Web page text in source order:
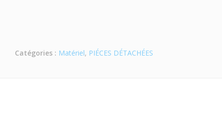
Catégories : Matériel, PIÉCES DÉTACHÉES